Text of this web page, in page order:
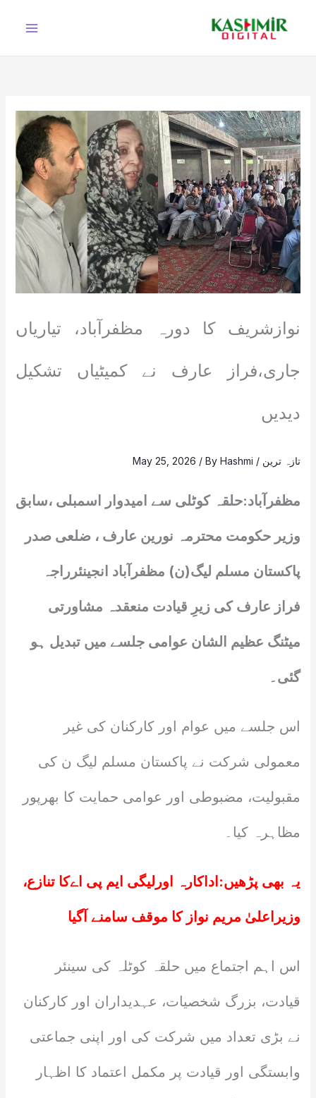
نوازشریف کا دورہ مظفرآباد، تیاریاں
جاری،فراز عارف نے کمیٹیاں تشکیل
دیدیں
تازہ ترین /
May 25, 2026 / ByHashmi
مظفرآباد:حلقہ کوٹلی سے امیدوار اسمبلی ،سابق
وزیر حکومت محترمہ نورین عارف ، ضلعی صدر
پاکستان مسلم لیگ(ن) مظفرآباد انجینئرراجہ
فراز عارف کی زیرِ قیادت منعقدہ مشاورتی
میٹنگ عظیم الشان عوامی جلسے میں تبدیل ہو
گئی۔
اس جلسے میں عوام اور کارکنان کی غیر
معمولی شرکت نے پاکستان مسلم لیگ ن کی
مقبولیت، مضبوطی اور عوامی حمایت کا بھرپور
مظاہرہ کیا۔
یہ بھی پڑھیں: اداکارہ اورلیگی ایم پی اےکا تنازع،
وزیراعلیٰ مریم نواز کا موقف سامنے آگیا
‎اس اہم اجتماع میں حلقہ کوٹلہ کی سینئر
قیادت، بزرگ شخصیات، عہدیداران اور کارکنان
نے بڑی تعداد میں شرکت کی اور اپنی جماعتی
وابستگی اور قیادت پر مکمل اعتماد کا اظہار